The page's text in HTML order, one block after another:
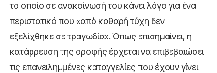
το οποίο σε ανακοίνωσή του κάνει λόγο για ένα
περιστατικό που «από καθαρή τύχη δεν
εξελίχθηκε σε τραγωδία». Όπως επισημαίνει, η
κατάρρευση της οροφής έρχεται να επιβεβαιώσει
τις επανειλημμένες καταγγελίες που έχουν γίνει